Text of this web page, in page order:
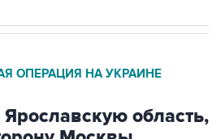
ОПЕРАЦИЯ НА УКРАИНЕ
область,